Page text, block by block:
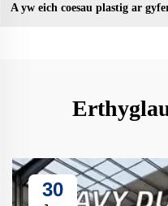
A yw eich coesau plastig ar
30